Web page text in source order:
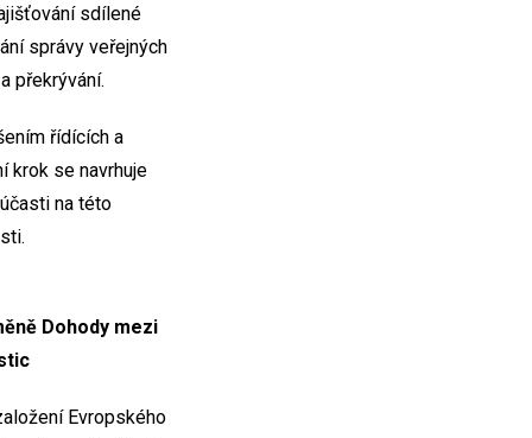
sdílené
správy veřejných
překrývání.
řídících a
krok se navrhuje
na této
Dohody mezi
Evropského